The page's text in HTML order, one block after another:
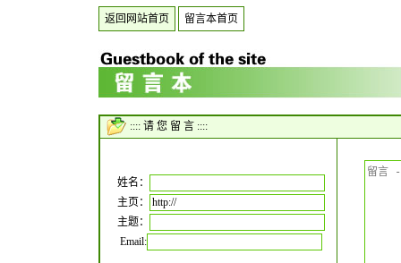
返回网站首页 留言本首页
:::: 请 您 留 言 ::::
姓名：
主页：
主题：
Email: